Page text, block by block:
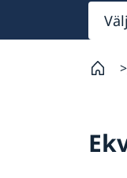
Välj
här